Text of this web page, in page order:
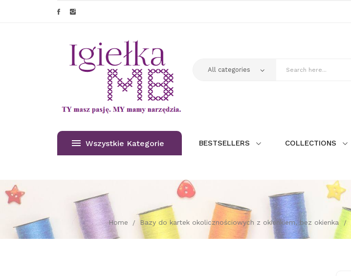
Wszystkie Kategorie BESTSELLERS COLLECTIONS
Home Bazy do kartek okolicznościowych z okienkiem, bez okienka